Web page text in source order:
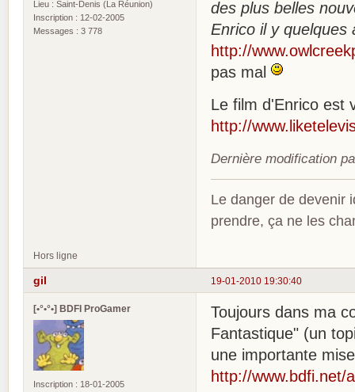
Lieu : Saint-Denis (La Réunion)
Inscription : 12-02-2005
Messages : 3 778
des plus belles
Enrico il y quelques
http://
pas mal
Le film d'Enrico est
http://
Dernière modification
Le danger de devenir
prendre, ça ne les
Hors ligne
19-01-2010 19:30:40
gil
[•°•°•] BDFI ProGamer
Inscription : 18-01-2005
Toujours dans ma
Fantastique" (un
une importante
http://www.bdfi.net/